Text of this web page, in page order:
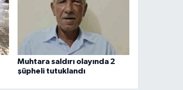
Muhtara saldırı olayında 2
şüpheli tutuklandı